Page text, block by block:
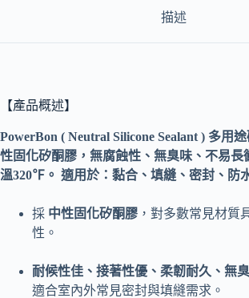
描述
【產品概述】
PowerBon ( Neutral Silicone Sealant ) 多用
性固化矽酮膠，無腐蝕性、無臭味、不易長
溫320℉。 適用於：黏合、填縫、密封、防
採 中性固化矽酮膠 ，對多數常見材質
性。
耐候性佳、接著性優、柔韌耐久、無
適合室內外常見密封與填縫需求。